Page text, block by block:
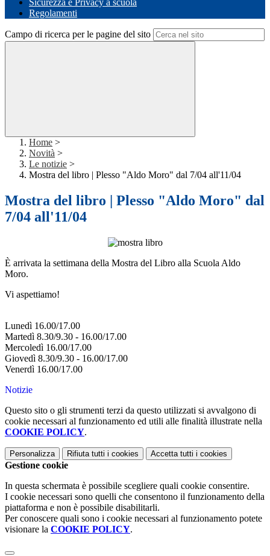
Sicurezza e Privacy a scuola
Regolamenti
Campo di ricerca per le pagine del sito
Home >
Novità >
Le notizie >
Mostra del libro | Plesso "Aldo Moro" dal 7/04 all'11/04
Mostra del libro | Plesso "Aldo Moro" dal
7/04 all'11/04
È arrivata la settimana della Mostra del Libro alla Scuola Aldo
Moro.
Vi aspettiamo!
Lunedì 16.00/17.00
Martedì 8.30/9.30 - 16.00/17.00
Mercoledì 16.00/17.00
Giovedì 8.30/9.30 - 16.00/17.00
Venerdì 16.00/17.00
Notizie
Questo sito o gli strumenti terzi da questo utilizzati si avvalgono di
cookie necessari al funzionamento ed utili alle finalità illustrate nella
COOKIE POLICY.
Personalizza Rifiuta tutti i cookies Accetta tutti i cookies
Gestione cookie
In questa schermata è possibile scegliere quali cookie consentire.
I cookie necessari sono quelli che consentono il funzionamento della
piattaforma e non è possibile disabilitarli.
Per conoscere quali sono i cookie necessari al funzionamento potete
visionare la COOKIE POLICY.